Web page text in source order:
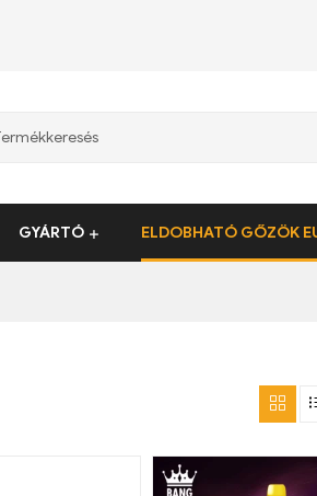
GYÁRTÓ ELDOBHATÓ GŐZÖK